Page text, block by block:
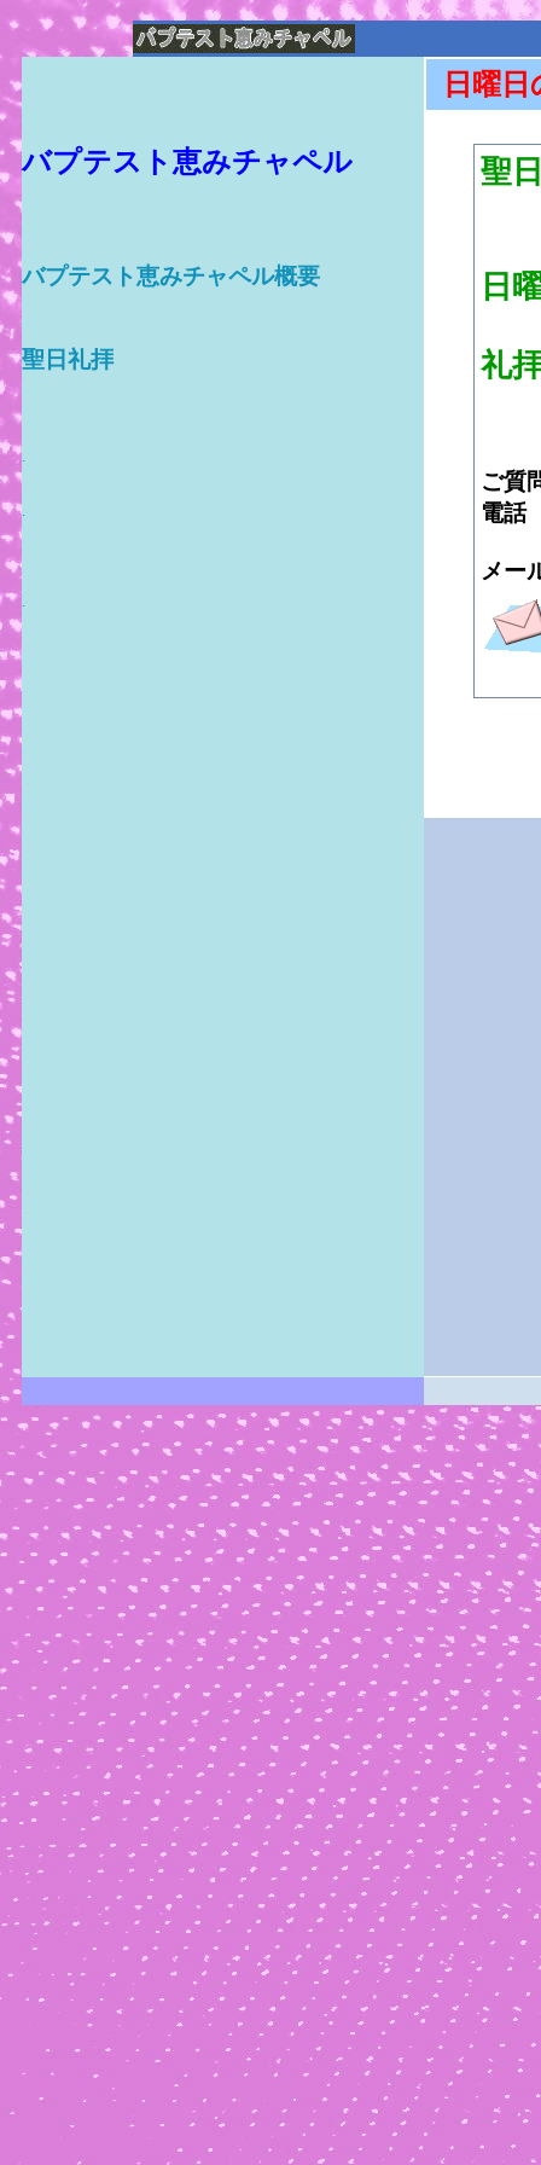
バプテスト恵みチャペル
バプテスト恵みチャペル概要
聖日礼拝
.
.
.
日曜
聖
日
礼
ご質
電話
メー